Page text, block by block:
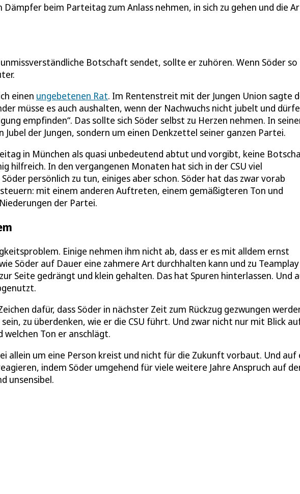
Dämpfer beim Parteitag zum Anlass nehmen, in sich zu gehen und die
Botschaft sendet, sollte er zuhören. Wenn Söder so
einen ungebetenen Rat. Im Rentenstreit mit der Jungen Union sagte
müsse es auch aushalten, wenn der Nachwuchs nicht jubelt und dürfe
empfinden“. Das sollte sich Söder selbst zu Herzen nehmen. In
Jubel der Jungen, sondern um einen Denkzettel seiner ganzen Partei.
in München als quasi unbedeutend abtut und vorgibt, keine
hilfreich. In den vergangenen Monaten hat sich in der CSU viel
persönlich zu tun, einiges aber schon. Söder hat das zwar vorab
mit einem anderen Auftreten, einem gemäßigteren Ton und
der Partei.
Einige nehmen ihm nicht ab, dass er es mit alldem ernst
Söder auf Dauer eine zahmere Art durchhalten kann und zu Teamplay
Seite gedrängt und klein gehalten. Das hat Spuren hinterlassen. Und
dafür, dass Söder in nächster Zeit zum Rückzug gezwungen
zu überdenken, wie er die CSU führt. Und zwar nicht nur mit Blick
welchen Ton er anschlägt.
allein um eine Person kreist und nicht für die Zukunft vorbaut. Und auf
indem Söder umgehend für viele weitere Jahre Anspruch auf
unsensibel.